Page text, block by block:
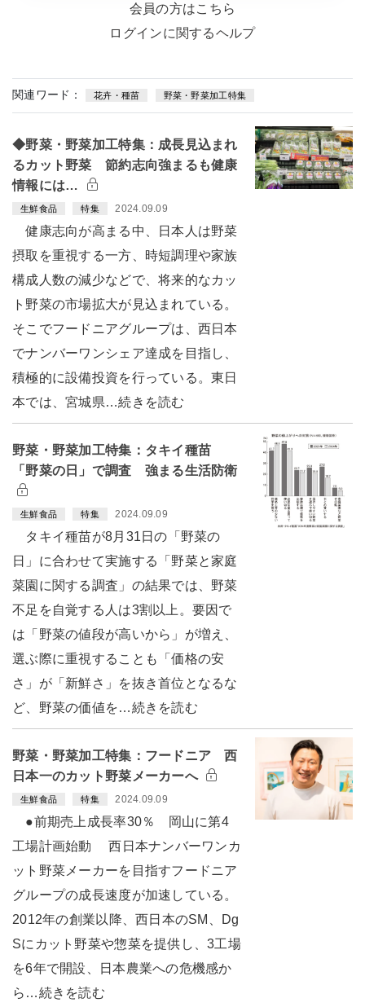
会員の方はこちら
ログインに関するヘルプ
関連ワード： 花卉・種苗 野菜・野菜加工特集
◆野菜・野菜加工特集：成長見込まれ
るカット野菜 節約志向強まるも健康
情報には…
生鮮食品 特集 2024.09.09
健康志向が高まる中、日本人は野菜
摂取を重視する一方、時短調理や家族
構成人数の減少などで、将来的なカッ
ト野菜の市場拡大が見込まれている。
そこでフードニアグループは、西日本
でナンバーワンシェア達成を目指し、
積極的に設備投資を行っている。東日
本では、宮城県…続きを読む
野菜・野菜加工特集：タキイ種苗
「野菜の日」で調査 強まる生活防衛
生鮮食品 特集 2024.09.09
タキイ種苗が8月31日の「野菜の
日」に合わせて実施する「野菜と家庭
菜園に関する調査」の結果では、野菜
不足を自覚する人は3割以上。要因で
は「野菜の値段が高いから」が増え、
選ぶ際に重視することも「価格の安
さ」が「新鮮さ」を抜き首位となるな
ど、野菜の価値を…続きを読む
野菜・野菜加工特集：フードニア 西
日本一のカット野菜メーカーへ
生鮮食品 特集 2024.09.09
●前期売上成長率30％ 岡山に第4
工場計画始動 西日本ナンバーワンカ
ット野菜メーカーを目指すフードニア
グループの成長速度が加速している。
2012年の創業以降、西日本のSM、Dg
Sにカット野菜や惣菜を提供し、3工場
を6年で開設、日本農業への危機感か
ら…続きを読む